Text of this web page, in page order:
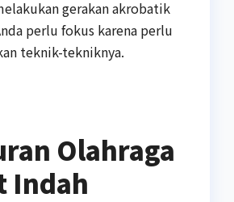
gerakan akrobatik
perlu fokus karena perlu
teknik-tekniknya.
Olahraga
Indah